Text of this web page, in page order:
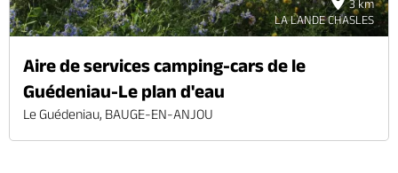
3 km
LA LANDE CHASLES
Aire de services camping-cars de le
Guédeniau-Le plan d'eau
Le Guédeniau, BAUGE-EN-ANJOU